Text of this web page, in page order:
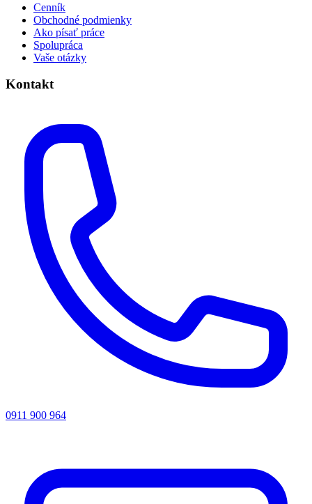
Cenník
Obchodné podmienky
Ako písať práce
Spolupráca
Vaše otázky
Kontakt
0911 900 964